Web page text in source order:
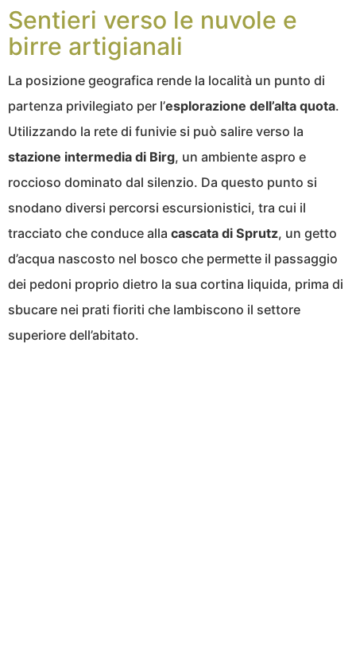
Sentieri verso le nuvole e
birre artigianali
La posizione geografica rende la località un punto di
partenza privilegiato per l’esplorazione dell’alta quota.
Utilizzando la rete di funivie si può salire verso la
stazione intermedia di Birg, un ambiente aspro e
roccioso dominato dal silenzio. Da questo punto si
snodano diversi percorsi escursionistici, tra cui il
tracciato che conduce alla cascata di Sprutz, un getto
d’acqua nascosto nel bosco che permette il passaggio
dei pedoni proprio dietro la sua cortina liquida, prima di
sbucare nei prati fioriti che lambiscono il settore
superiore dell’abitato.